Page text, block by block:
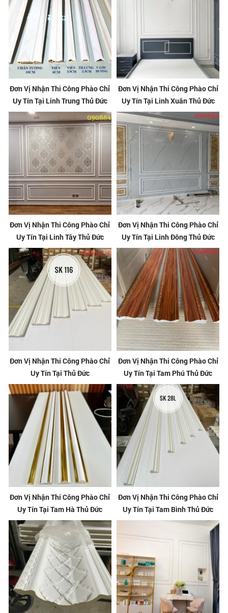
Đơn Vị Nhận Thi Công Phào Chỉ
Uy Tín Tại Linh Trung Thủ Đức
Đơn Vị Nhận Thi Công Phào Chỉ
Uy Tín Tại Linh Xuân Thủ Đức
Đơn Vị Nhận Thi Công Phào Chỉ
Uy Tín Tại Linh Tây Thủ Đức
Đơn Vị Nhận Thi Công Phào Chỉ
Uy Tín Tại Linh Đông Thủ Đức
Đơn Vị Nhận Thi Công Phào Chỉ
Uy Tín Tại Thủ Đức
Đơn Vị Nhận Thi Công Phào Chỉ
Uy Tín Tại Tam Phú Thủ Đức
Đơn Vị Nhận Thi Công Phào Chỉ
Uy Tín Tại Tam Hà Thủ Đức
Đơn Vị Nhận Thi Công Phào Chỉ
Uy Tín Tại Tam Bình Thủ Đức